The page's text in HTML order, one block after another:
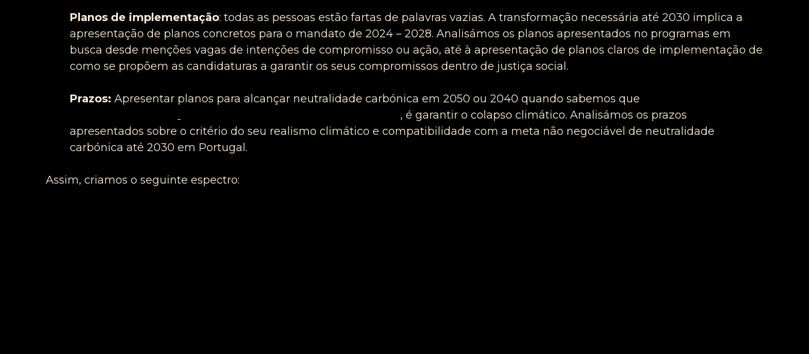
Planos de implementação: todas as pessoas estão fartas de palavras vazias. A transformação necessária até 2030 implica a
apresentação de planos concretos para o mandato de 2024 – 2028. Analisámos os planos apresentados no programas em
busca desde menções vagas de intenções de compromisso ou ação, até à apresentação de planos claros de implementação de
como se propõem as candidaturas a garantir os seus compromissos dentro de justiça social.
Prazos:Apresentar planos para alcançar neutralidade carbónica em 2050 ou 2040 quandosabemos que
,é garantir o colapso climático.Analisámos os prazos
apresentados sobre o critério do seu realismo climático e compatibilidadecoma meta não negociável de neutralidade
carbónica até 2030 em Portugal.
Assim, criamos o seguinte espectro: